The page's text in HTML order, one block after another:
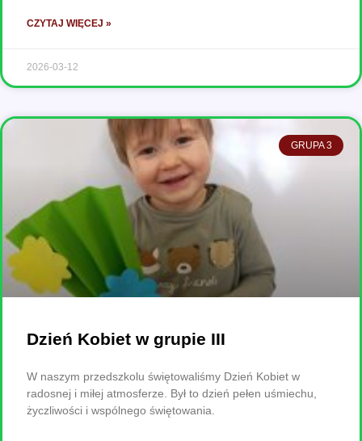
CZYTAJ WIĘCEJ »
2026-03-12
GRUPA 3
Dzień Kobiet w grupie III
W naszym przedszkolu świętowaliśmy Dzień Kobiet w
radosnej i miłej atmosferze. Był to dzień pełen uśmiechu,
życzliwości i wspólnego świętowania.